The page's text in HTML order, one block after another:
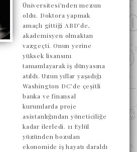
Üniversitesi’nden mezun
oldu. Doktora yapmak
amaçlı gittiği ABD’de,
akademisyen olmaktan
vazgeçti. Onun yerine
yüksek lisansını
tamamlayarak iş dünyasına
atıldı. Uzun yıllar yaşadığı
Washington DC’de çeşitli
banka ve finansal
kurumlarda proje
asistanlığından yöneticiliğe
kadar ilerledi. 11 Eylül
yüzünden bozulan
ekonomide iş hayatı daraldı